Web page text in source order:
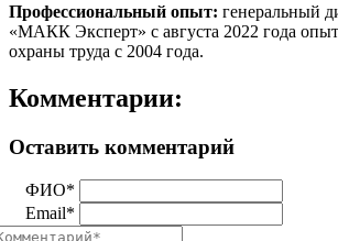
Профессиональный опыт: генеральный
«МАКК Эксперт» с августа 2022 года
охраны труда с 2004 года.
Комментарии:
Оставить комментарий
ФИО*
Email*